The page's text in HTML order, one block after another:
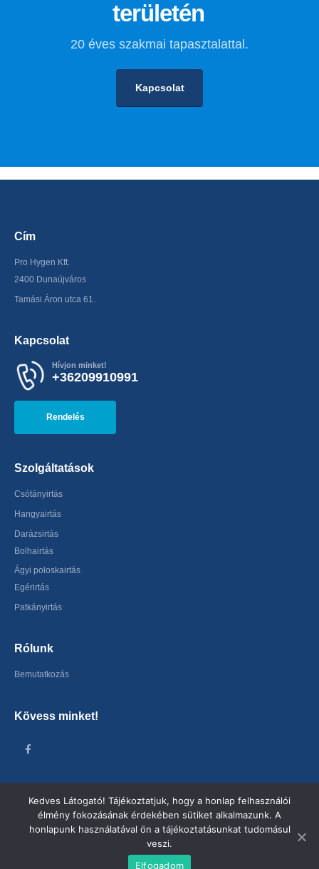
területén
20 éves szakmai tapasztalattal.
Kapcsolat
Cím
Pro Hygen Kft.
2400 Dunaújváros
Tamási Áron utca 61.
Kapcsolat
Hívjon minket!
+36209910991
Rendelés
Szolgáltatások
Csótányirtás
Hangyairtás
Darázsirtás
Bolhairtás
Ágyi poloskairtás
Egérirtás
Patkányirtás
Rólunk
Bemutatkozás
Kövess minket!
Pro Hygen Kft. © 2026. Minden jog fenntartva.
Kedves Látogató! Tájékoztatjuk, hogy a honlap felhasználói
élmény fokozásának érdekében sütiket alkalmazunk. A
honlapunk használatával ön a tájékoztatásunkat tudomásul
veszi.
Elfogadom